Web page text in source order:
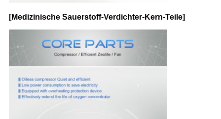
[Medizinische Sauerstoff-Verdichter-Kern-Teile]